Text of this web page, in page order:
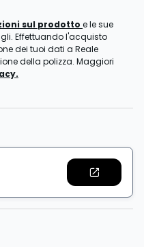
sul prodotto e le sue
Effettuando l'acquisto
dei tuoi dati a Reale
della polizza. Maggiori